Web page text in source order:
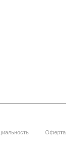
Оферта